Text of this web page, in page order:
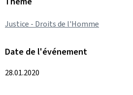
Justice - Droits de l'Homme
Date de l'événement
28.01.2020